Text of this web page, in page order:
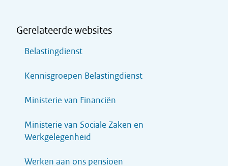
Gerelateerde websites
Belastingdienst
Kennisgroepen Belastingdienst
Ministerie van Financiën
Ministerie van Sociale Zaken en
Werkgelegenheid
Werken aan ons pensioen